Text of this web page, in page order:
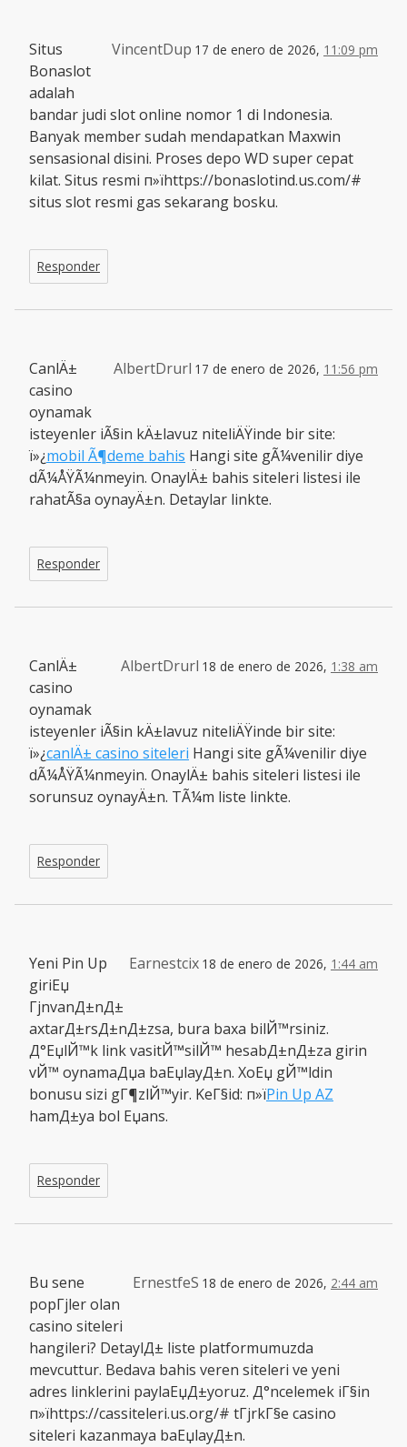
VincentDup 17 de enero de 2026, 11:09 pm
Situs
Bonaslot
adalah
bandar judi slot online nomor 1 di Indonesia.
Banyak member sudah mendapatkan Maxwin
sensasional disini. Proses depo WD super cepat
kilat. Situs resmi п»їhttps://bonaslotind.us.com/#
situs slot resmi gas sekarang bosku.
Responder
AlbertDrurl 17 de enero de 2026, 11:56 pm
CanlÄ±
casino
oynamak
isteyenler iÃ§in kÄ±lavuz niteliÄŸinde bir site:
ï»¿mobil Ã¶deme bahis Hangi site gÃ¼venilir diye
dÃ¼ÅŸÃ¼nmeyin. OnaylÄ± bahis siteleri listesi ile
rahatÃ§a oynayÄ±n. Detaylar linkte.
Responder
AlbertDrurl 18 de enero de 2026, 1:38 am
CanlÄ±
casino
oynamak
isteyenler iÃ§in kÄ±lavuz niteliÄŸinde bir site:
ï»¿canlÄ± casino siteleri Hangi site gÃ¼venilir diye
dÃ¼ÅŸÃ¼nmeyin. OnaylÄ± bahis siteleri listesi ile
sorunsuz oynayÄ±n. TÃ¼m liste linkte.
Responder
Earnestcix 18 de enero de 2026, 1:44 am
Yeni Pin Up
giriЕџ
ГјnvanД±nД±
axtarД±rsД±nД±zsa, bura baxa bilЙ™rsiniz.
Д°ЕџlЙ™k link vasitЙ™silЙ™ hesabД±nД±za girin
vЙ™ oynamaДџa baЕџlayД±n. XoЕџ gЙ™ldin
bonusu sizi gГ¶zlЙ™yir. KeГ§id: п»їPin Up AZ
hamД±ya bol Еџans.
Responder
ErnestfeS 18 de enero de 2026, 2:44 am
Bu sene
popГјler olan
casino siteleri
hangileri? DetaylД± liste platformumuzda
mevcuttur. Bedava bahis veren siteleri ve yeni
adres linklerini paylaЕџД±yoruz. Д°ncelemek iГ§in
п»їhttps://cassiteleri.us.org/# tГјrkГ§e casino
siteleri kazanmaya baЕџlayД±n.